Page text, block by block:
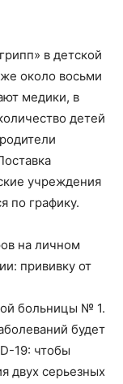
в детской
около восьми
медики, в
детей
учреждения
по графику.
на личном
прививку от
больницы № 1.
будет
19: чтобы
двух серьезных